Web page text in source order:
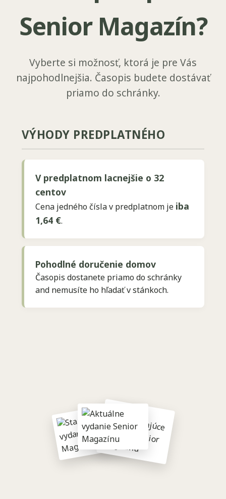
Senior Magazín?
Vyberte si možnosť, ktorá je pre Vás
najpohodlnejšia. Časopis budete dostávať
priamo do schránky.
VÝHODY PREDPLATNÉHO
V predplatnom lacnejšie o 32
centov
Cena jedného čísla v predplatnom je iba
1,64 €.
Pohodlné doručenie domov
Časopis dostanete priamo do schránky
and nemusíte ho hľadať v stánkoch.